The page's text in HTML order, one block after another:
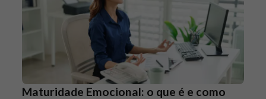
Maturidade Emocional: o que é e como